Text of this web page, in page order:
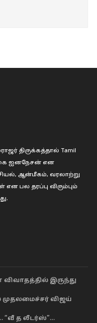
திருக்கத்தால் Tamil
ஐனநேசன் என
ஆன்மீகம், வரலாற்று
பல தரப்பு விரும்பும்
இருந்து
விஜய்
“வீ த லீடர்ஸ்”…